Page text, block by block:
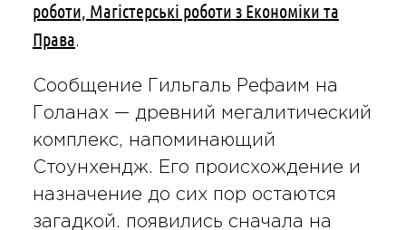
роботи, Магістерські роботи з Економіки та
Права.
Сообщение Гильгаль Рефаим на
Голанах — древний мегалитический
комплекс, напоминающий
Стоунхендж. Его происхождение и
назначение до сих пор остаются
загадкой. появились сначала на